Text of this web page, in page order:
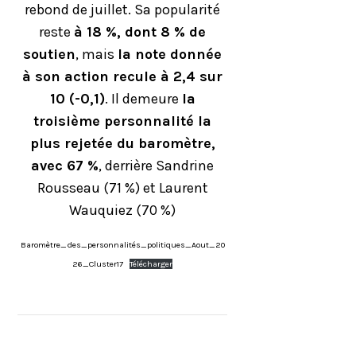
rebond de juillet. Sa popularité
reste à 18 %, dont 8 % de
soutien, mais la note donnée
à son action recule à 2,4 sur
10 (-0,1). Il demeure la
troisième personnalité la
plus rejetée du baromètre,
avec 67 %, derrière Sandrine
Rousseau (71 %) et Laurent
Wauquiez (70 %)
Baromètre_des_personnalités_politiques_Aout_20
26_Cluster17
Télécharger